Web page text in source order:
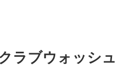
ラブウォッシュ